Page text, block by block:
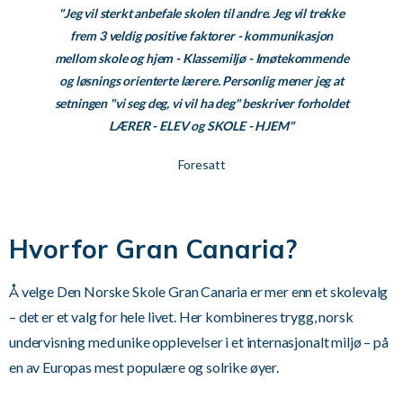
"Jeg vil sterkt anbefale skolen til andre. Jeg vil trekke
frem 3 veldig positive faktorer - kommunikasjon
mellom skole og hjem - Klassemiljø - Imøtekommende
og løsnings orienterte lærere. Personlig mener jeg at
setningen "vi seg deg, vi vil ha deg" beskriver forholdet
LÆRER - ELEV og SKOLE - HJEM"
Foresatt
Hvorfor Gran Canaria?
Å velge Den Norske Skole Gran Canaria er mer enn et skolevalg
– det er et valg for hele livet. Her kombineres trygg, norsk
undervisning med unike opplevelser i et internasjonalt miljø – på
en av Europas mest populære og solrike øyer.